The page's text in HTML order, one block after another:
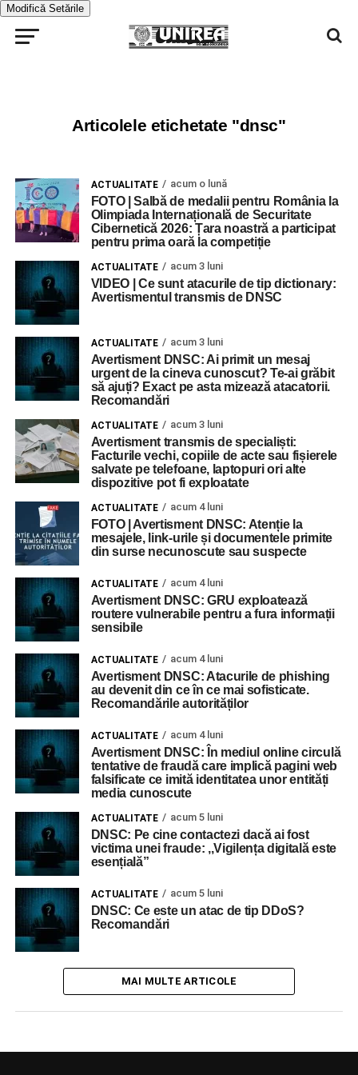
Modifică Setările
Articolele etichetate "dnsc"
ACTUALITATE acum o lună
FOTO | Salbă de medalii pentru România la
Olimpiada Internațională de Securitate
Cibernetică 2026: Țara noastră a participat
pentru prima oară la competiție
ACTUALITATE acum 3 luni
VIDEO | Ce sunt atacurile de tip dictionary:
Avertismentul transmis de DNSC
ACTUALITATE acum 3 luni
Avertisment DNSC: Ai primit un mesaj
urgent de la cineva cunoscut? Te-ai grăbit
să ajuți? Exact pe asta mizează atacatorii.
Recomandări
ACTUALITATE acum 3 luni
Avertisment transmis de specialiști:
Facturile vechi, copiile de acte sau fișierele
salvate pe telefoane, laptopuri ori alte
dispozitive pot fi exploatate
ACTUALITATE acum 4 luni
FOTO | Avertisment DNSC: Atenție la
mesajele, link-urile și documentele primite
din surse necunoscute sau suspecte
ACTUALITATE acum 4 luni
Avertisment DNSC: GRU exploatează
routere vulnerabile pentru a fura informații
sensibile
ACTUALITATE acum 4 luni
Avertisment DNSC: Atacurile de phishing
au devenit din ce în ce mai sofisticate.
Recomandările autorităților
ACTUALITATE acum 4 luni
Avertisment DNSC: În mediul online circulă
tentative de fraudă care implică pagini web
falsificate ce imită identitatea unor entități
media cunoscute
ACTUALITATE acum 5 luni
DNSC: Pe cine contactezi dacă ai fost
victima unei fraude: ,,Vigilența digitală este
esențială”
ACTUALITATE acum 5 luni
DNSC: Ce este un atac de tip DDoS?
Recomandări
MAI MULTE ARTICOLE